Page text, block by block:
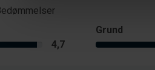
4,7
Grund